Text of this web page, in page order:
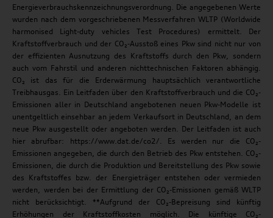
Energieverbrauchskennzeichnungsverordnung. Die angegebenen Werte
wurden nach dem vorgeschriebenen Messverfahren WLTP (Worldwide
harmonised Light-duty vehicles Test Procedures) ermittelt. Der
Kraftstoffverbrauch und der CO₂-Ausstoß eines Pkw sind nicht nur von
der effizienten Ausnutzung des Kraftstoffs durch den Pkw, sondern
auch vom Fahrstil und anderen nichttechnischen Faktoren abhängig.
CO₂ ist das für die Erderwärmung hauptsächlich verantwortliche
Treibhausgas. Ein Leitfaden über den Kraftstoffverbrauch und die CO₂-
Emissionen aller in Deutschland angebotenen neuen Pkw-Modelle ist
unentgeltlich einsehbar an jedem Verkaufsort in Deutschland, an dem
neue Pkw ausgestellt oder angeboten werden. Der Leitfaden ist auch
hier abrufbar: https://www.dat.de/co2/. Es werden nur die CO₂-
Emissionen angegeben, die durch den Betrieb des Pkw entstehen. CO₂-
Emissionen, die durch die Produktion und Bereitstellung des Pkw sowie
des Kraftstoffes bzw. der Energieträger entstehen oder vermieden
werden, werden bei der Ermittlung der CO₂-Emissionen gemäß WLTP
nicht berücksichtigt. **Aufgrund der CO₂-Bepreisung sind künftig
Erhöhungen der Kraftstoffkosten möglich. Die künftige CO₂-